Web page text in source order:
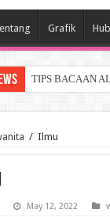
Grafik
TIPS BACAAN
/ Ilmu
May 12, 2022